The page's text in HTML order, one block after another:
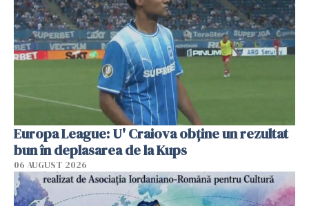
Europa League: U' Craiova obține un rezultat
bun în deplasarea de la Kups
06 AUGUST 2026